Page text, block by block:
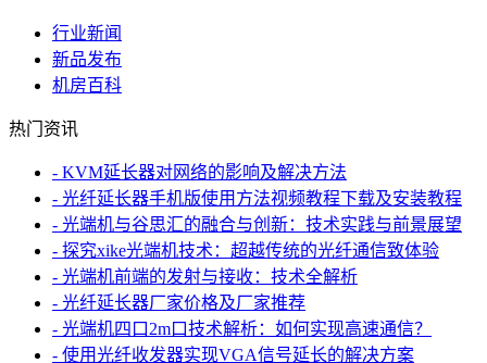
行业新闻
新品发布
机房百科
热门资讯
- KVM延长器对网络的影响及解决方法
- 光纤延长器手机版使用方法视频教程下载及安装教程
- 光端机与谷思汇的融合与创新：技术实践与前景展望
- 探究xike光端机技术：超越传统的光纤通信致体验
- 光端机前端的发射与接收：技术全解析
- 光纤延长器厂家价格及厂家推荐
- 光端机四口2m口技术解析：如何实现高速通信？
- 使用光纤收发器实现VGA信号延长的解决方案